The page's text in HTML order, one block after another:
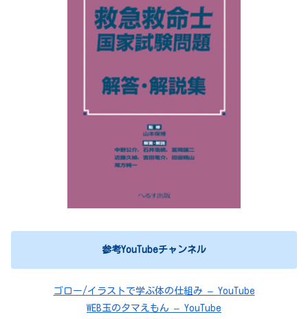
参考YouTubeチャンネル
ゴロー/イラストで学ぶ体の仕組み – YouTube
WEB玉のタマえもん – YouTube